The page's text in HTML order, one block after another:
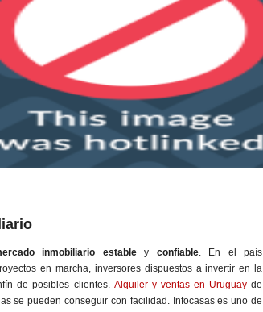
inmobiliario establey confiable. En el país
en marcha, inversores dispuestos a invertir en la
de posibles clientes. Alquiler y ventas en Uruguayde
se pueden conseguir con facilidad. Infocasas es uno de